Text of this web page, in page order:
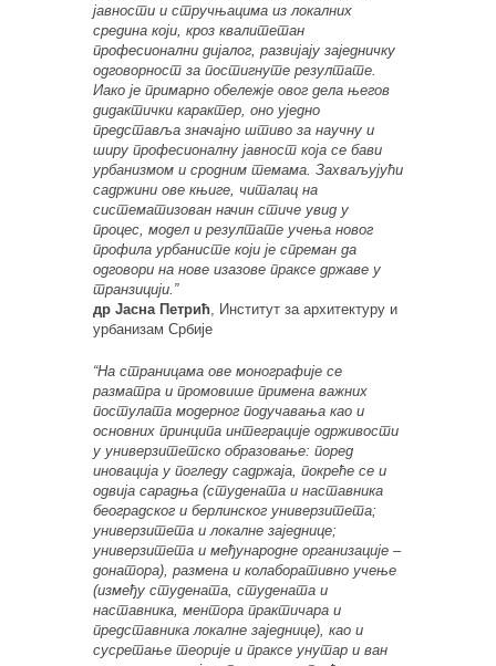
јавности и стручњацима из локалних
средина који, кроз квалитетан
професионални дијалог, развијају заједничку
одговорност за постигнуте резултате.
Иако је примарно обележје овог дела његов
дидактички карактер, оно уједно
представља значајно штиво за научну и
ширу професионалну јавност која се бави
урбанизмом и сродним темама. Захваљујући
садржини ове књиге, читалац на
систематизован начин стиче увид у
процес, модел и резултате учења новог
профила урбанисте који је спреман да
одговори на нове изазове праксе државе у
транзицији.”
др Јасна Петрић, Институт за архитектуру и
урбанизам Србије
“На страницама ове монографије се
разматра и промовише примена важних
постулата модерног подучавања као и
основних принципа интеграције одрживости
у универзитетско образовање: поред
иновација у погледу садржаја, покреће се и
одвија сарадња (студената и наставника
београдског и берлинског универзитета;
универзитета и локалне заједнице;
универзитета и међународне организације –
донатора), размена и колаборативно учење
(између студената, студената и
наставника, ментора практичара и
представника локалне заједнице), као и
сусретање теорије и праксе унутар и ван